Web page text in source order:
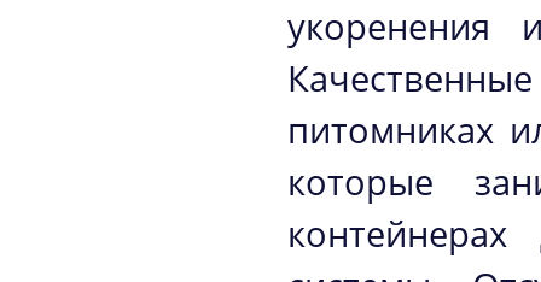
укоренения
питомниках
которые